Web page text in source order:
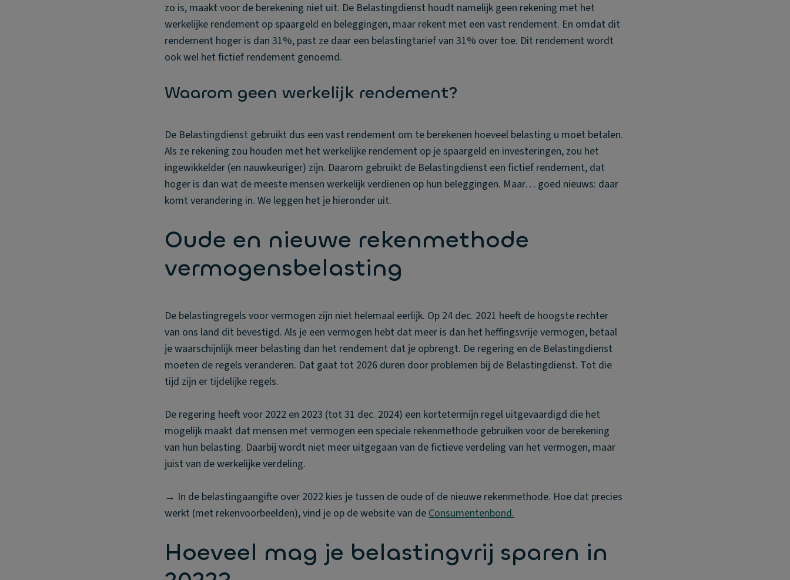
zo is, maakt voor de berekening niet uit. De Belastingdienst houdt namelijk geen rekening met het
werkelijke rendement op spaargeld en beleggingen, maar rekent met een vast rendement. En omdat dit
rendement hoger is dan 31%, past ze daar een belastingtarief van 31% over toe. Dit rendement wordt
ook wel het fictief rendement genoemd.
Waarom geen werkelijk rendement?
De Belastingdienst gebruikt dus een vast rendement om te berekenen hoeveel belasting u moet betalen.
Als ze rekening zou houden met het werkelijke rendement op je spaargeld en investeringen, zou het
ingewikkelder (en nauwkeuriger) zijn. Daarom gebruikt de Belastingdienst een fictief rendement, dat
hoger is dan wat de meeste mensen werkelijk verdienen op hun beleggingen. Maar… goed nieuws: daar
komt verandering in. We leggen het je hieronder uit.
Oude en nieuwe rekenmethode
vermogensbelasting
De belastingregels voor vermogen zijn niet helemaal eerlijk. Op 24 dec. 2021 heeft de hoogste rechter
van ons land dit bevestigd. Als je een vermogen hebt dat meer is dan het heffingsvrije vermogen, betaal
je waarschijnlijk meer belasting dan het rendement dat je opbrengt. De regering en de Belastingdienst
moeten de regels veranderen. Dat gaat tot 2026 duren door problemen bij de Belastingdienst. Tot die
tijd zijn er tijdelijke regels.
De regering heeft voor 2022 en 2023 (tot 31 dec. 2024) een kortetermijn regel uitgevaardigd die het
mogelijk maakt dat mensen met vermogen een speciale rekenmethode gebruiken voor de berekening
van hun belasting. Daarbij wordt niet meer uitgegaan van de fictieve verdeling van het vermogen, maar
juist van de werkelijke verdeling.
→ In de belastingaangifte over 2022 kies je tussen de oude of de nieuwe rekenmethode. Hoe dat precies
werkt (met rekenvoorbeelden), vind je op de website van deConsumentenbond.
Hoeveel mag je belastingvrij sparen in